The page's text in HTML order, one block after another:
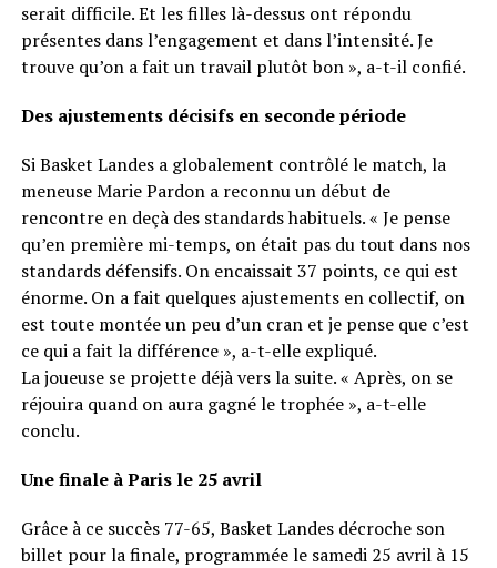
serait difficile. Et les filles là-dessus ont répondu
présentes dans l’engagement et dans l’intensité. Je
trouve qu’on a fait un travail plutôt bon », a-t-il confié.
Des ajustements décisifs en seconde période
Si Basket Landes a globalement contrôlé le match, la
meneuse Marie Pardon a reconnu un début de
rencontre en deçà des standards habituels. « Je pense
qu’en première mi-temps, on était pas du tout dans nos
standards défensifs. On encaissait 37 points, ce qui est
énorme. On a fait quelques ajustements en collectif, on
est toute montée un peu d’un cran et je pense que c’est
ce qui a fait la différence », a-t-elle expliqué.
La joueuse se projette déjà vers la suite. « Après, on se
réjouira quand on aura gagné le trophée », a-t-elle
conclu.
Une finale à Paris le 25 avril
Grâce à ce succès 77-65, Basket Landes décroche son
billet pour la finale, programmée le samedi 25 avril à 15